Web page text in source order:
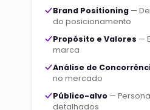
Brand Positioning —
do posicionamento
Propósito e Valores —
marca
Análise de
no mercado
Público-alvo —
detalhados